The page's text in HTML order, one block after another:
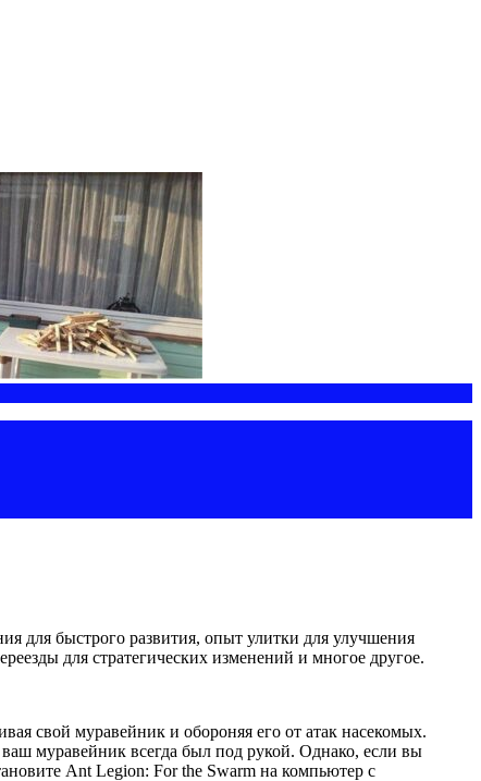
для быстрого развития, опыт улитки для улучшения
для стратегических изменений и многое другое.
свой муравейник и обороняя его от атак насекомых.
муравейник всегда был под рукой. Однако, если вы
Ant Legion: For the Swarm на компьютер с